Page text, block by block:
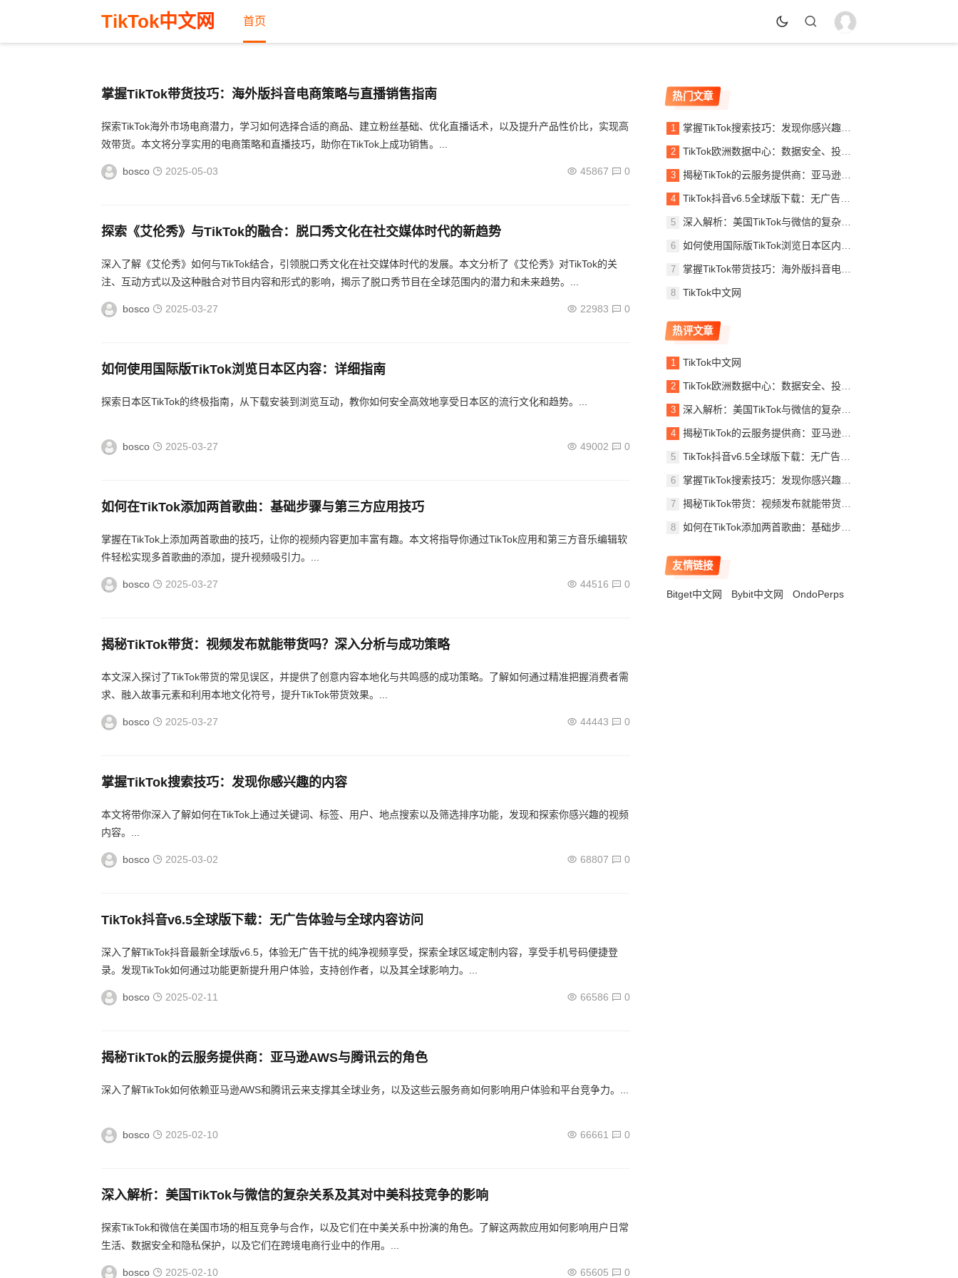
TikTok中文网 首页
掌握TikTok带货技巧：海外版抖音电商策略与直播销售指南
探索TikTok海外市场电商潜力，学习如何选择合适的商品、建立粉丝基础、优化直播话术，以及提升产品性价比，实现高
效带货。本文将分享实用的电商策略和直播技巧，助你在TikTok上成功销售。...
bosco 2025-05-03 45867 0
探索《艾伦秀》与TikTok的融合：脱口秀文化在社交媒体时代的新趋势
深入了解《艾伦秀》如何与TikTok结合，引领脱口秀文化在社交媒体时代的发展。本文分析了《艾伦秀》对TikTok的关
注、互动方式以及这种融合对节目内容和形式的影响，揭示了脱口秀节目在全球范围内的潜力和未来趋势。...
bosco 2025-03-27 22983 0
如何使用国际版TikTok浏览日本区内容：详细指南
探索日本区TikTok的终极指南，从下载安装到浏览互动，教你如何安全高效地享受日本区的流行文化和趋势。...
bosco 2025-03-27 49002 0
如何在TikTok添加两首歌曲：基础步骤与第三方应用技巧
掌握在TikTok上添加两首歌曲的技巧，让你的视频内容更加丰富有趣。本文将指导你通过TikTok应用和第三方音乐编辑软
件轻松实现多首歌曲的添加，提升视频吸引力。...
bosco 2025-03-27 44516 0
揭秘TikTok带货：视频发布就能带货吗？深入分析与成功策略
本文深入探讨了TikTok带货的常见误区，并提供了创意内容本地化与共鸣感的成功策略。了解如何通过精准把握消费者需
求、融入故事元素和利用本地文化符号，提升TikTok带货效果。...
bosco 2025-03-27 44443 0
掌握TikTok搜索技巧：发现你感兴趣的内容
本文将带你深入了解如何在TikTok上通过关键词、标签、用户、地点搜索以及筛选排序功能，发现和探索你感兴趣的视频
内容。...
bosco 2025-03-02 68807 0
TikTok抖音v6.5全球版下载：无广告体验与全球内容访问
深入了解TikTok抖音最新全球版v6.5，体验无广告干扰的纯净视频享受，探索全球区域定制内容，享受手机号码便捷登
录。发现TikTok如何通过功能更新提升用户体验，支持创作者，以及其全球影响力。...
bosco 2025-02-11 66586 0
揭秘TikTok的云服务提供商：亚马逊AWS与腾讯云的角色
深入了解TikTok如何依赖亚马逊AWS和腾讯云来支撑其全球业务，以及这些云服务商如何影响用户体验和平台竞争力。...
bosco 2025-02-10 66661 0
深入解析：美国TikTok与微信的复杂关系及其对中美科技竞争的影响
探索TikTok和微信在美国市场的相互竞争与合作，以及它们在中美关系中扮演的角色。了解这两款应用如何影响用户日常
生活、数据安全和隐私保护，以及它们在跨境电商行业中的作用。...
bosco 2025-02-10 65605 0
热门文章
掌握TikTok搜索技巧：发现你感兴趣的内容
TikTok欧洲数据中心：数据安全、投资规模与绿色化战略详解
揭秘TikTok的云服务提供商：亚马逊AWS与腾讯云的角色
TikTok抖音v6.5全球版下载：无广告体验与全球内容访问
深入解析：美国TikTok与微信的复杂关系及其对中美科技竞争的影响
如何使用国际版TikTok浏览日本区内容：详细指南
掌握TikTok带货技巧：海外版抖音电商策略与直播销售指南
TikTok中文网
热评文章
TikTok中文网
TikTok欧洲数据中心：数据安全、投资规模与绿色化战略详解
深入解析：美国TikTok与微信的复杂关系及其对中美科技竞争的影响
揭秘TikTok的云服务提供商：亚马逊AWS与腾讯云的角色
TikTok抖音v6.5全球版下载：无广告体验与全球内容访问
掌握TikTok搜索技巧：发现你感兴趣的内容
揭秘TikTok带货：视频发布就能带货吗？深入分析与成功策略
如何在TikTok添加两首歌曲：基础步骤与第三方应用技巧
友情链接
Bitget中文网 Bybit中文网 OndoPerps